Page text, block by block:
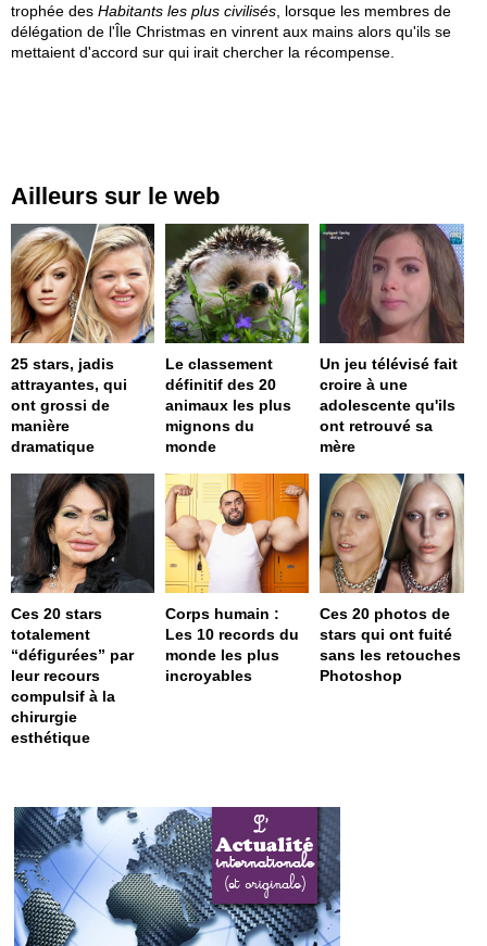
trophée des Habitants les plus civilisés , lorsque les membres de
délégation de l'Île Christmas en vinrent aux mains alors qu'ils se
mettaient d'accord sur qui irait chercher la récompense.
Ailleurs sur le web
25 stars, jadis
attrayantes, qui
ont grossi de
manière
dramatique
Le classement
définitif des 20
animaux les plus
mignons du
monde
Un jeu télévisé fait
croire à une
adolescente qu'ils
ont retrouvé sa
mère
Ces 20 stars
totalement
“défigurées” par
leur recours
compulsif à la
chirurgie
esthétique
Corps humain :
Les 10 records du
monde les plus
incroyables
Ces 20 photos de
stars qui ont fuité
sans les retouches
Photoshop